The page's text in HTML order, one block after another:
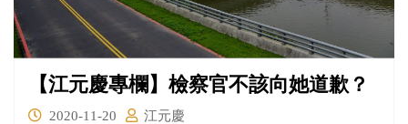
【江元慶專欄】檢察官不該向她道歉？
2020-11-20
江元慶